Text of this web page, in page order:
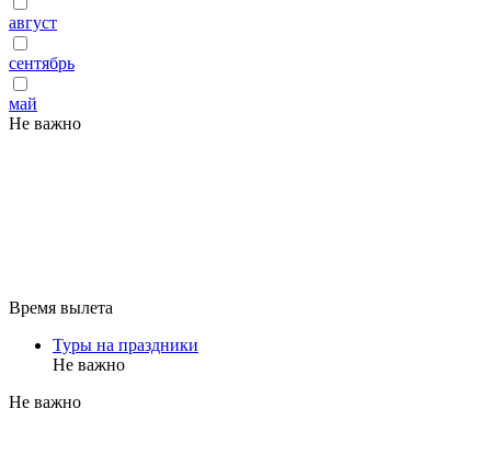
август
сентябрь
май
Не важно
Время вылета
Туры на праздники
Не важно
Не важно